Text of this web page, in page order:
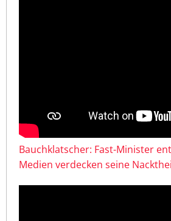
Bauchklatscher: Fast-Minister
Medien verdecken seine